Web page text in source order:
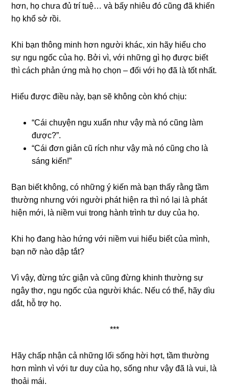
hơn, họ chưa đủ trí tuệ… và bấy nhiêu đó cũng đã khiến
họ khổ sở rồi.
Khi bạn thông minh hơn người khác, xin hãy hiểu cho
sự ngu ngốc của họ. Bởi vì, với những gì họ được biết
thì cách phản ứng mà họ chọn – đối với họ đã là tốt nhất.
Hiểu được điều này, bạn sẽ không còn khó chịu:
“Cái chuyện ngu xuẩn như vậy mà nó cũng làm
được?”.
“Cái đơn giản cũ rích như vậy mà nó cũng cho là
sáng kiến!”
Bạn biết không, có những ý kiến mà bạn thấy rằng tầm
thường nhưng với người phát hiện ra thì nó lại là phát
hiện mới, là niềm vui trong hành trình tư duy của họ.
Khi họ đang hào hứng với niềm vui hiểu biết của mình,
bạn nỡ nào dập tắt?
Vì vậy, đừng tức giận và cũng đừng khinh thường sự
ngây thơ, ngu ngốc của người khác. Nếu có thể, hãy dìu
dắt, hỗ trợ họ.
***
Hãy chấp nhận cả những lối sống hời hợt, tầm thường
hơn mình vì với tư duy của họ, sống như vậy đã là vui, là
thoải mái.